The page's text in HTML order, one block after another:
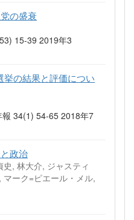
の盛衰
15-39 2019年3
の結果と評価につい
34(1) 54-65 2018年7
政治
, 林大介, ジャスティ
ーク=ピエール・メル,